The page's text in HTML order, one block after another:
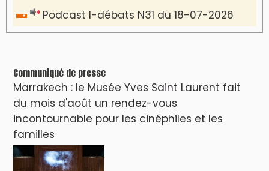
Podcast I-débats N31 du 18-07-2026
Communiqué de presse
Marrakech : le Musée Yves Saint Laurent fait
du mois d'août un rendez-vous
incontournable pour les cinéphiles et les
familles